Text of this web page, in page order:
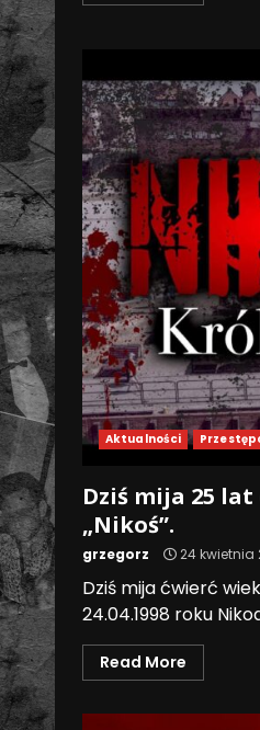
Aktualności
Dziś mija 25
„Nikoś”.
grzegorz 24 kwietnia
Dziś mija ćwierć
24.04.1998 roku
Read More